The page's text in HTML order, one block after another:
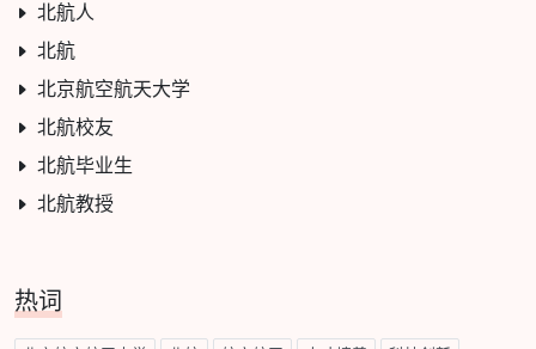
北航人
北航
北京航空航天大学
北航校友
北航毕业生
北航教授
热词